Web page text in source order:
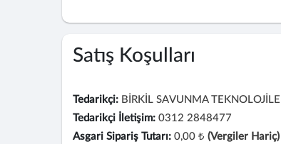
Satış Koşulları
Tedarikçi: BİRKİL SAVUNMA
Tedarikçi İletişim: 0312 2848477
Asgari Sipariş Tutarı: 0,00 ₺ (Vergiler Hariç)